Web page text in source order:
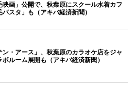
映画」公開で、秋葉原にスクール水着カフ
パスタ」も（アキバ経済新聞）
ン・アース」、秋葉原のカラオケ店をジャ
ボルーム展開も（アキバ経済新聞）